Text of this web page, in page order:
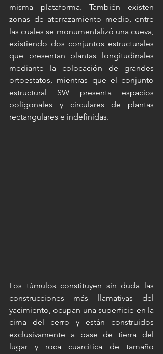
misma plataforma. También existen
zonas de aterrazamiento medio, entre
las cuales se monumentalizó una cueva,
existiendo dos conjuntos estructurales
que presentan plantas longitudinales
mediante la colocación de grandes
ortoestatos, mientras que el conjunto
estructural SW presenta espacios
poligonales y circulares de plantas
rectangulares e indefinidas.
Los túmulos constituyen sin duda las
construcciones más llamativas del
yacimiento, ocupan una superficie en la
cima del cerro y están construidos
exclusivamente a base de tierra del
lugar y roca cuarcítica de tamaño